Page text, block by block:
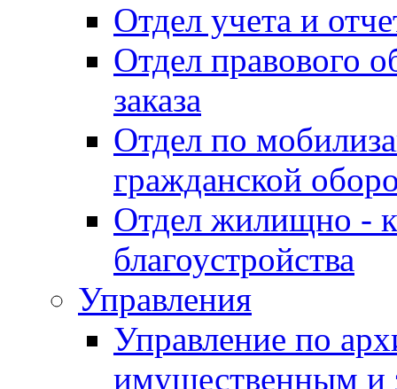
Отдел учета и
Отдел правового
заказа
Отдел по
гражданской
Отдел жилищно -
благоустройства
Управления
Управление по
имущественным и